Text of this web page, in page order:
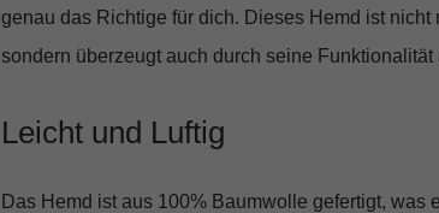
genau das Richtige für dich. Dieses Hemd ist
sondern überzeugt auch durch seine Funktionalität
Leicht und Luftig
Das Hemd ist aus 100% Baumwolle gefertigt, was